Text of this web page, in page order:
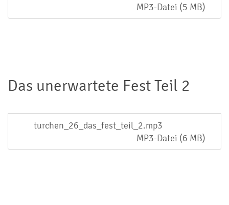
MP3-Datei (5 MB)
Das unerwartete Fest Teil 2
turchen_26_das_fest_teil_2.mp3
MP3-Datei (6 MB)